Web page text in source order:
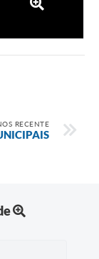
RECENTE